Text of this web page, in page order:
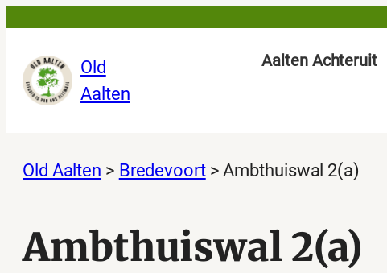
de
inhoud
Old
Aalten
Aalten Achteruit
Old Aalten > Bredevoort>Ambthuiswal 2(a)
Ambthuiswal 2(a)